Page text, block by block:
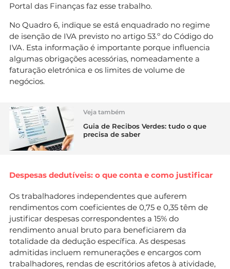
Portal das Finanças faz esse trabalho.
No Quadro 6, indique se está enquadrado no regime
de isenção de IVA previsto no artigo 53.º do Código do
IVA. Esta informação é importante porque influencia
algumas obrigações acessórias, nomeadamente a
faturação eletrónica e os limites de volume de
negócios.
Veja também
Guia de Recibos Verdes: tudo o que
precisa de saber
Despesas dedutíveis: o que conta e como justificar
Os trabalhadores independentes que auferem
rendimentos com coeficientes de 0,75 e 0,35 têm de
justificar despesas correspondentes a 15% do
rendimento anual bruto para beneficiarem da
totalidade da dedução específica. As despesas
admitidas incluem remunerações e encargos com
trabalhadores, rendas de escritórios afetos à atividade,